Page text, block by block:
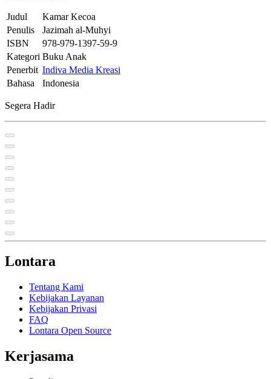
Judul
Kamar Kecoa
Penulis
Jazimah al-Muhyi
ISBN
978-979-1397-59-9
Kategori Buku Anak
Penerbit Indiva Media Kreasi
Bahasa
Indonesia
Segera Hadir
Lontara
Tentang Kami
Kebijakan Layanan
Kebijakan Privasi
FAQ
Lontara Open Source
Kerjasama